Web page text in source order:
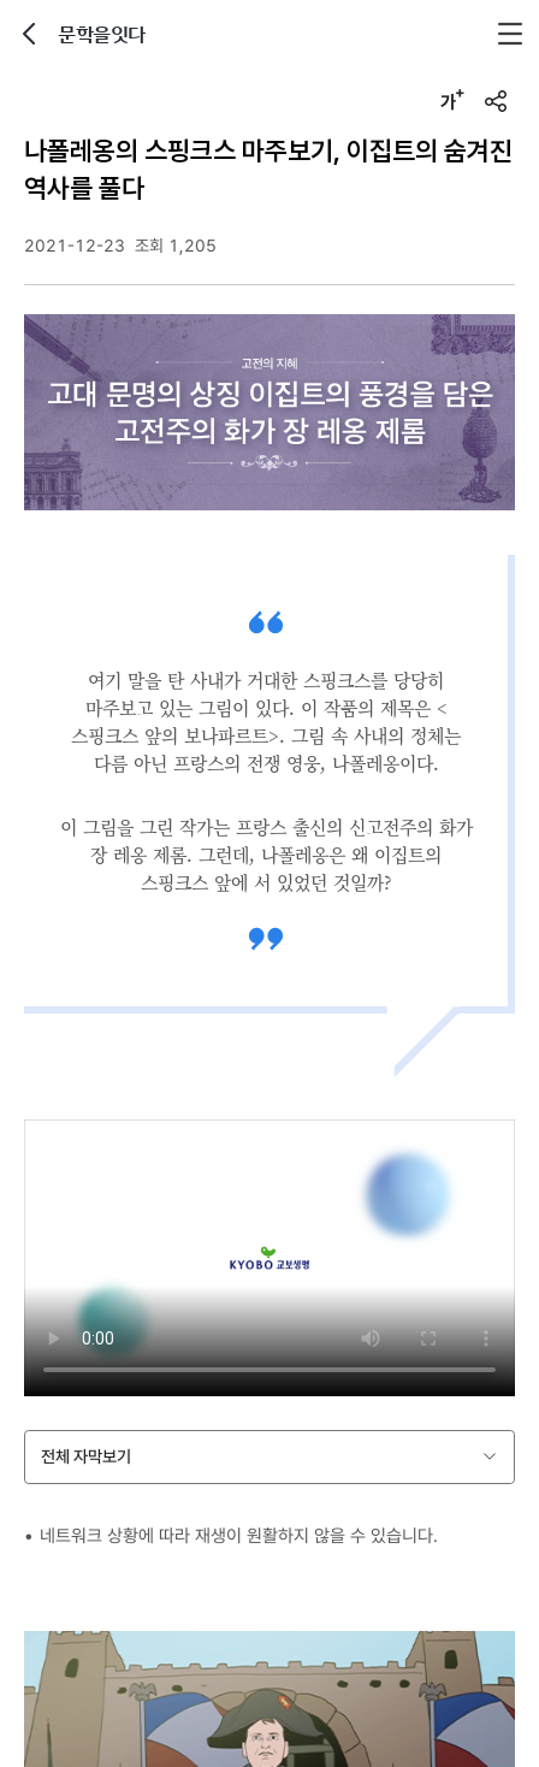
문학을잇다
u
l
나폴레옹의 스핑크스 마주보기, 이집트의 숨겨진
역사를 풀다
2021-12-23 조회 1,205
여기 말을 탄 사내가 거대한 스핑크스를 당당히
마주보고 있는 그림이 있다. 이 작품의 제목은 <
스핑크스 앞의 보나파르트>. 그림 속 사내의 정체는
다름 아닌 프랑스의 전쟁 영웅, 나폴레옹이다.
이 그림을 그린 작가는 프랑스 출신의 신고전주의 화가
장 레옹 제롬. 그런데, 나폴레옹은 왜 이집트의
스핑크스 앞에 서 있었던 것일까?
전체 자막보기
네트워크 상황에 따라 재생이 원활하지 않을 수 있습니다.